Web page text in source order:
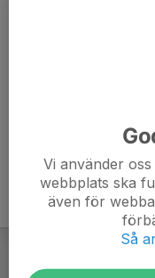
Vi använder
webbplats ska
även för
Så